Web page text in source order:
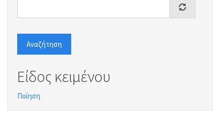
Αναζήτηση
Είδος κειμένου
Ποίηση